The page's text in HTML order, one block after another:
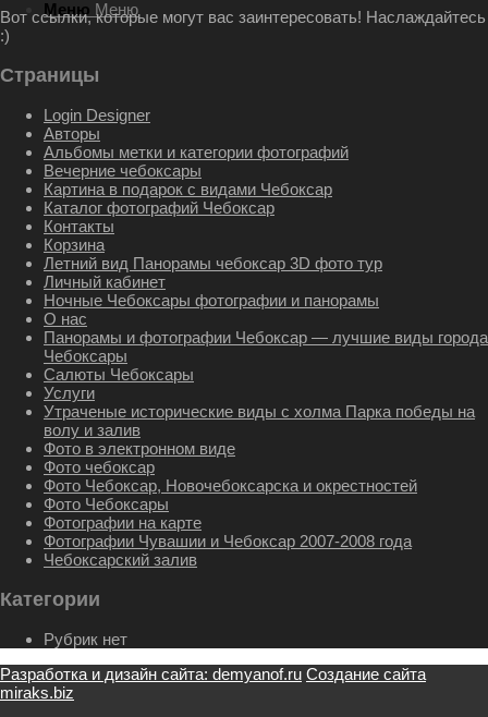
Меню Меню
Вот ссылки, которые могут вас заинтересовать! Наслаждайтесь
:)
Страницы
Login Designer
Авторы
Альбомы метки и категории фотографий
Вечерние чебоксары
Картина в подарок с видами Чебоксар
Каталог фотографий Чебоксар
Контакты
Корзина
Летний вид Панорамы чебоксар 3D фото тур
Личный кабинет
Ночные Чебоксары фотографии и панорамы
О нас
Панорамы и фотографии Чебоксар — лучшие виды города
Чебоксары
Салюты Чебоксары
Услуги
Утраченые исторические виды с холма Парка победы на
волу и залив
Фото в электронном виде
Фото чебоксар
Фото Чебоксар, Новочебоксарска и окрестностей
Фото Чебоксары
Фотографии на карте
Фотографии Чувашии и Чебоксар 2007-2008 года
Чебоксарский залив
Категории
Рубрик нет
Разработка и дизайн сайта: demyanof.ru Создание сайта
miraks.biz